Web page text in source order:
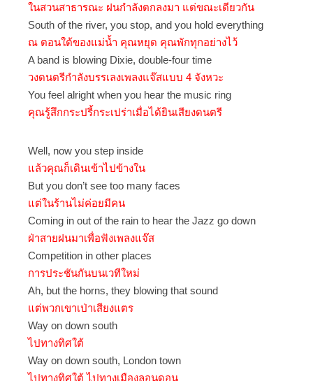
ในสวนสาธารณะ ฝนกำลังตกลงมา แต่ขณะเดียวกัน
South of the river, you stop, and you hold everything
ณ ตอนใต้ของแม่น้ำ คุณหยุด คุณพักทุกอย่างไว้
A band is blowing Dixie, double-four time
วงดนตรีกำลังบรรเลงเพลงแจ๊สแบบ 4 จังหวะ
You feel alright when you hear the music ring
คุณรู้สึกกระปรี้กระเปร่าเมื่อได้ยินเสียงดนตรี
Well, now you step inside
แล้วคุณก็เดินเข้าไปข้างใน
But you don’t see too many faces
แต่ในร้านไม่ค่อยมีคน
Coming in out of the rain to hear the Jazz go down
ฝ่าสายฝนมาเพื่อฟังเพลงแจ๊ส
Competition in other places
การประชันกันบนเวทีใหม่
Ah, but the horns, they blowing that sound
แต่พวกเขาเป่าเสียงแตร
Way on down south
ไปทางทิศใต้
Way on down south, London town
ไปทางทิศใต้ ไปทางเมืองลอนดอน